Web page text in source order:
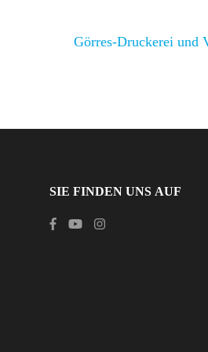
Görres-Druckerei und
SIE FINDEN UNS AUF